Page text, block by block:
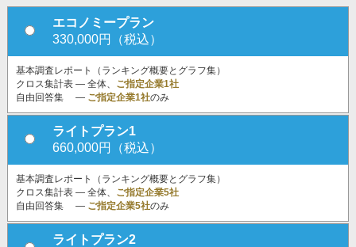
エコノミープラン
330,000円（税込）
基本調査レポート（ランキング概要とグラフ集）
クロス集計表 ― 全体、 ご指定企業1社
自由回答集 ― ご指定企業1社のみ
ライトプラン1
660,000円（税込）
基本調査レポート（ランキング概要とグラフ集）
クロス集計表 ― 全体、 ご指定企業5社
自由回答集 ― ご指定企業5社のみ
ライトプラン2